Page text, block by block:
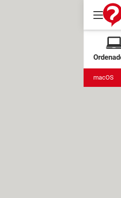
macOS